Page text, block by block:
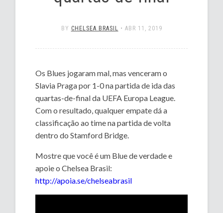
BY CHELSEA BRASIL • ABR 11, 2019
Os Blues jogaram mal, mas venceram o
Slavia Praga por 1-0 na partida de ida das
quartas-de-final da UEFA Europa League.
Com o resultado, qualquer empate dá a
classificação ao time na partida de volta
dentro do Stamford Bridge.
Mostre que você é um Blue de verdade e
apoie o Chelsea Brasil:
http://apoia.se/chelseabrasil